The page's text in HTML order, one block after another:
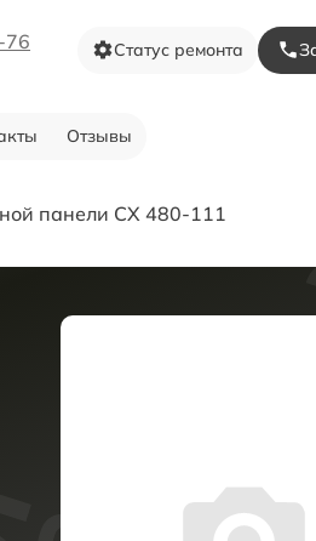
76 Статус ремонта
Отзывы
панели CX 480-111